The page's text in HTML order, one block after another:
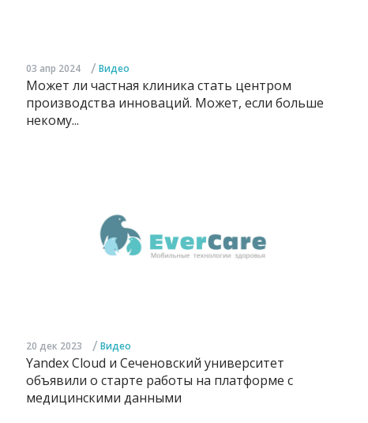
03 апр 2024 / Видео
Может ли частная клиника стать центром
производства инноваций. Может, если больше
некому...
20 дек 2023 / Видео
Yandex Cloud и Сеченовский университет
объявили о старте работы на платформе с
медицинскими данными